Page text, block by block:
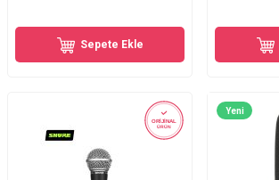
Sepete Ekle
ORİJİNAL
ÜRÜN
Yeni